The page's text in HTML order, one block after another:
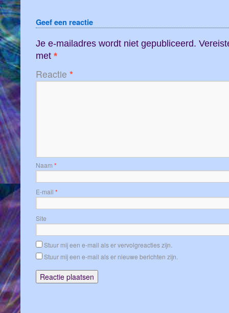
Geef een reactie
Je e-mailadres wordt niet gepubliceerd.
met *
Reactie *
Naam *
E-mail *
Site
Stuur mij een e-mail als er vervolgreacties zijn.
Stuur mij een e-mail als er nieuwe berichten zijn.